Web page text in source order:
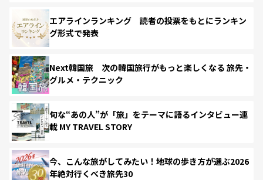
エアラインランキング 読者の投票をもとにランキン
グ形式で発表
Next韓国旅 次の韓国旅行がもっと楽しくなる 旅先・
グルメ・テクニック
旬な“あの人”が「旅」をテーマに語るインタビュー連
載 MY TRAVEL STORY
今、こんな旅がしてみたい！地球の歩き方が選ぶ2026
年絶対行くべき旅先30